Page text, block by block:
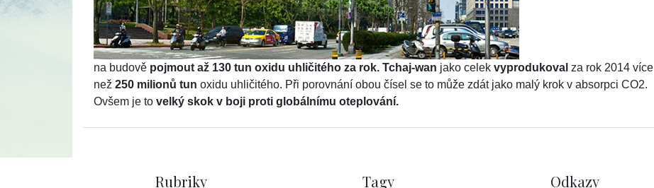
na budově pojmout až 130 tun oxidu uhličitého za rok. Tchaj-wan jako celek vyprodukoval za rok 2014 více
než 250 milionů tun oxidu uhličitého. Při porovnání obou čísel se to může zdát jako malý krok v absorpci CO2.
Ovšem je to velký skok v boji proti globálnímu oteplování.
Rubriky Tagy Odkazy